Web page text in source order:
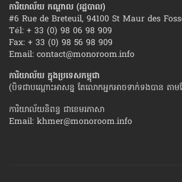
ការិយាល័យ កណ្ដាល (រដ្ឋបាល)
#6 Rue de Breteuil, 94100 St Maur des
Tél: + 33 (0) 98 06 98 909
Fax: + 33 (0) 98 56 98 909
Email: contact@monoroom.info
ការិយាល័យ ក្នុង​ប្រទេស​កម្ពុជា
(បិទជាបណ្ដោះអាសន្ន តែលោកអ្នកអាចទាក់ទងបាន តា
ការិយាល័យនិពន្ធ ជាខេមរភាសា
Email: khmer@monoroom.info